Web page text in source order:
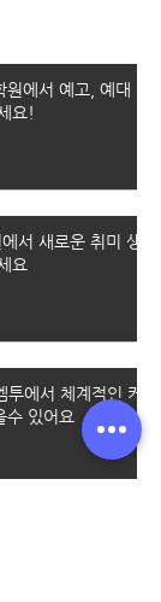
원에서 예고, 예대
요!
서 새로운 취미 생
요
에서 체계적인 커
수 있어요